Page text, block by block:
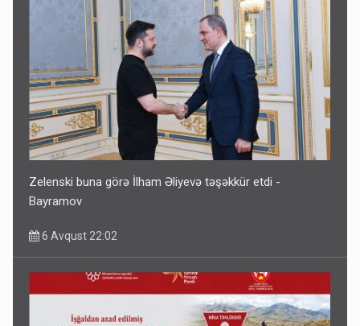
Zelenski buna görə İlham Əliyevə təşəkkür etdi -
Bayramov
6 Avqust 22:02